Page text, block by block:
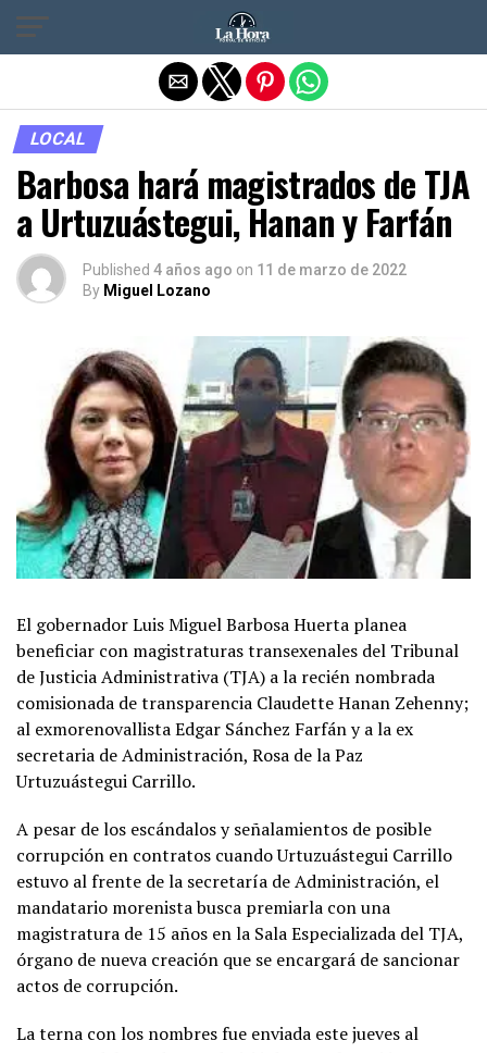
LOCAL
Barbosa hará magistrados de TJA
a Urtuzuástegui, Hanan y Farfán
Published 4 años ago on 11 de marzo de 2022
By Miguel Lozano
El gobernador Luis Miguel Barbosa Huerta planea
beneficiar con magistraturas transexenales del Tribunal
de Justicia Administrativa (TJA) a la recién nombrada
comisionada de transparencia Claudette Hanan Zehenny;
al exmorenovallista Edgar Sánchez Farfán y a la ex
secretaria de Administración, Rosa de la Paz
Urtuzuástegui Carrillo.
A pesar de los escándalos y señalamientos de posible
corrupción en contratos cuando Urtuzuástegui Carrillo
estuvo al frente de la secretaría de Administración, el
mandatario morenista busca premiarla con una
magistratura de 15 años en la Sala Especializada del TJA,
órgano de nueva creación que se encargará de sancionar
actos de corrupción.
La terna con los nombres fue enviada este jueves al
Salir de la versión móvil